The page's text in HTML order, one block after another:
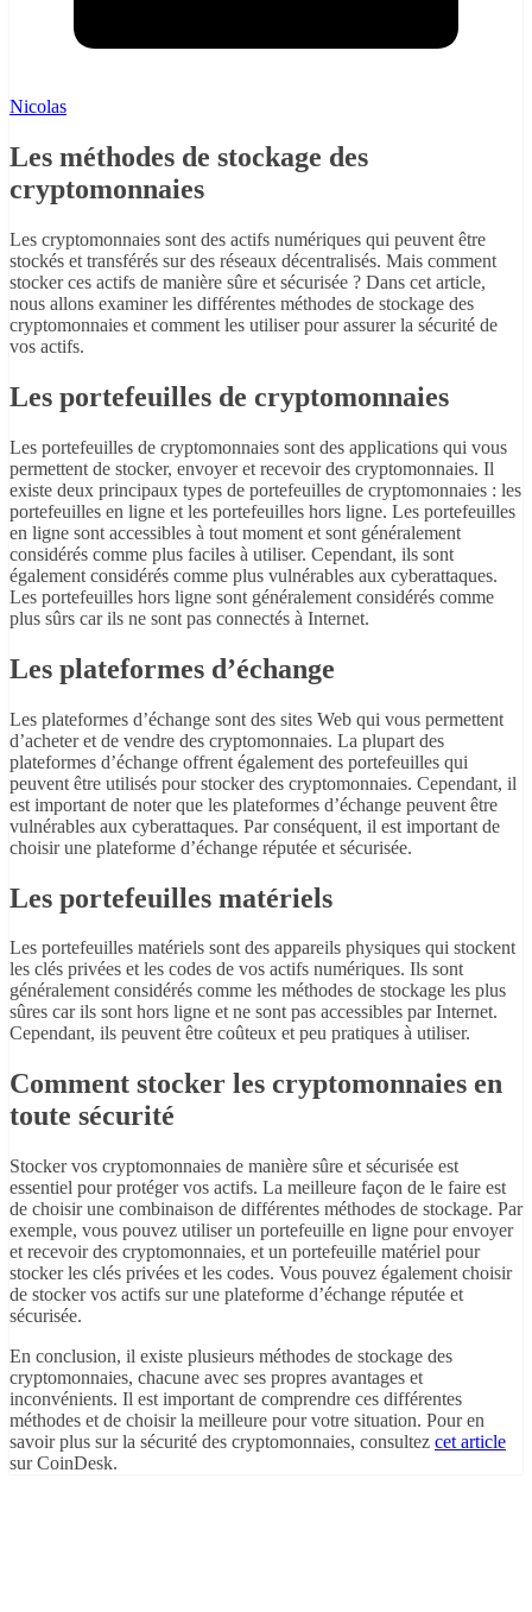
Nicolas
Les méthodes de stockage des
cryptomonnaies
Les cryptomonnaies sont des actifs numériques qui peuvent être
stockés et transférés sur des réseaux décentralisés. Mais comment
stocker ces actifs de manière sûre et sécurisée ? Dans cet article,
nous allons examiner les différentes méthodes de stockage des
cryptomonnaies et comment les utiliser pour assurer la sécurité de
vos actifs.
Les portefeuilles de cryptomonnaies
Les portefeuilles de cryptomonnaies sont des applications qui vous
permettent de stocker, envoyer et recevoir des cryptomonnaies. Il
existe deux principaux types de portefeuilles de cryptomonnaies : les
portefeuilles en ligne et les portefeuilles hors ligne. Les portefeuilles
en ligne sont accessibles à tout moment et sont généralement
considérés comme plus faciles à utiliser. Cependant, ils sont
également considérés comme plus vulnérables aux cyberattaques.
Les portefeuilles hors ligne sont généralement considérés comme
plus sûrs car ils ne sont pas connectés à Internet.
Les plateformes d’échange
Les plateformes d’échange sont des sites Web qui vous permettent
d’acheter et de vendre des cryptomonnaies. La plupart des
plateformes d’échange offrent également des portefeuilles qui
peuvent être utilisés pour stocker des cryptomonnaies. Cependant, il
est important de noter que les plateformes d’échange peuvent être
vulnérables aux cyberattaques. Par conséquent, il est important de
choisir une plateforme d’échange réputée et sécurisée.
Les portefeuilles matériels
Les portefeuilles matériels sont des appareils physiques qui stockent
les clés privées et les codes de vos actifs numériques. Ils sont
généralement considérés comme les méthodes de stockage les plus
sûres car ils sont hors ligne et ne sont pas accessibles par Internet.
Cependant, ils peuvent être coûteux et peu pratiques à utiliser.
Comment stocker les cryptomonnaies en
toute sécurité
Stocker vos cryptomonnaies de manière sûre et sécurisée est
essentiel pour protéger vos actifs. La meilleure façon de le faire est
de choisir une combinaison de différentes méthodes de stockage. Par
exemple, vous pouvez utiliser un portefeuille en ligne pour envoyer
et recevoir des cryptomonnaies, et un portefeuille matériel pour
stocker les clés privées et les codes. Vous pouvez également choisir
de stocker vos actifs sur une plateforme d’échange réputée et
sécurisée.
En conclusion, il existe plusieurs méthodes de stockage des
cryptomonnaies, chacune avec ses propres avantages et
inconvénients. Il est important de comprendre ces différentes
méthodes et de choisir la meilleure pour votre situation. Pour en
savoir plus sur la sécurité des cryptomonnaies, consultez cet article
sur CoinDesk.